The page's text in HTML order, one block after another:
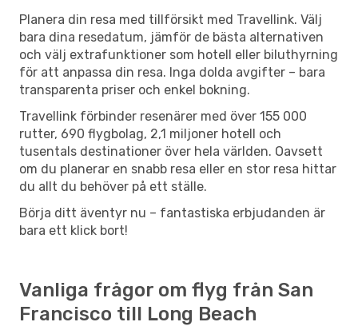
Planera din resa med tillförsikt med Travellink. Välj
bara dina resedatum, jämför de bästa alternativen
och välj extrafunktioner som hotell eller biluthyrning
för att anpassa din resa. Inga dolda avgifter – bara
transparenta priser och enkel bokning.
Travellink förbinder resenärer med över 155 000
rutter, 690 flygbolag, 2,1 miljoner hotell och
tusentals destinationer över hela världen. Oavsett
om du planerar en snabb resa eller en stor resa hittar
du allt du behöver på ett ställe.
Börja ditt äventyr nu – fantastiska erbjudanden är
bara ett klick bort!
Vanliga frågor om flyg från San
Francisco till Long Beach